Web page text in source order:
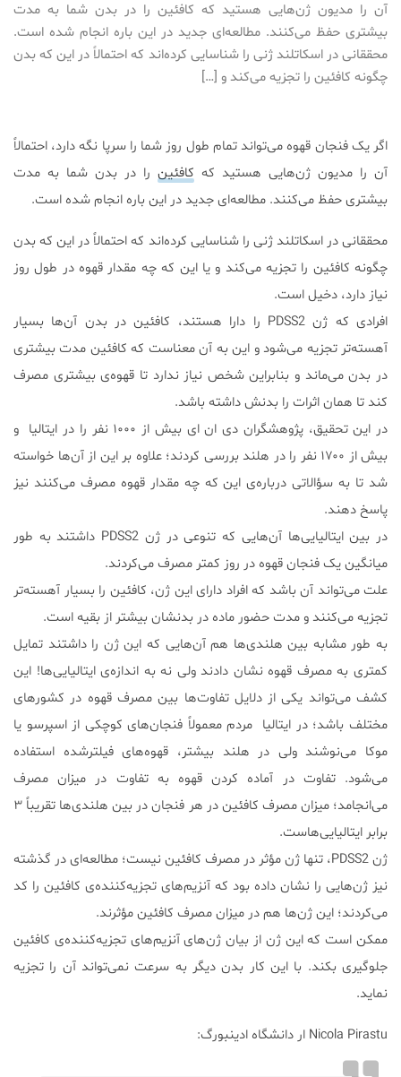
آن را مدیون ژن‌هایی هستید که کافئین را در بدن شما به مدت
بیشتری حفظ می‌کنند. مطالعه‌ای جدید در این باره انجام شده است.
محققانی در اسکاتلند ژنی را شناسایی کرده‌اند که احتمالاً در این که بدن
چگونه کافئین را تجزیه می‌کند و […]
اگر یک فنجان قهوه می‌تواند تمام طول روز شما را سرپا نگه دارد، احتمالاً
آن را مدیون ژن‌هایی هستید که کافئین را در بدن شما به مدت
بیشتری حفظ می‌کنند. مطالعه‌ای جدید در این باره انجام شده است.
محققانی در اسکاتلند ژنی را شناسایی کرده‌اند که احتمالاً در این که بدن
چگونه کافئین را تجزیه می‌کند و یا این که چه مقدار قهوه در طول روز
نیاز دارد، دخیل است.
افرادی که ژن PDSS2 را دارا هستند، کافئین در بدن آن‌ها بسیار
آهسته‌تر تجزیه می‌شود و این به آن معناست که کافئین مدت بیشتری
در بدن می‌ماند و بنابراین شخص نیاز ندارد تا قهوه‌ی بیشتری مصرف
کند تا همان اثرات را بدنش داشته باشد.
در این تحقیق، پژوهشگران دی ان ای بیش از ۱۰۰۰ نفر را در ایتالیا و
بیش از ۱۷۰۰ نفر را در هلند بررسی کردند؛ علاوه بر این از آن‌ها خواسته
شد تا به سؤالاتی درباره‌ی این که چه مقدار قهوه مصرف می‌کنند نیز
پاسخ دهند.
در بین ایتالیایی‌ها آن‌هایی که تنوعی در ژن PDSS2 داشتند به طور
میانگین یک فنجان قهوه در روز کمتر مصرف می‌کردند.
علت می‌تواند آن باشد که افراد دارای این ژن، کافئین را بسیار آهسته‌تر
تجزیه می‌کنند و مدت حضور ماده در بدنشان بیشتر از بقیه است.
به طور مشابه بین هلندی‌ها هم آن‌هایی که این ژن را داشتند تمایل
کمتری به مصرف قهوه نشان دادند ولی نه به اندازه‌ی ایتالیایی‌ها! این
کشف می‌تواند یکی از دلایل تفاوت‌ها بین مصرف قهوه در کشور‌های
مختلف باشد؛ در ایتالیا مردم معمولاً فنجان‌های کوچکی از اسپرسو یا
موکا می‌نوشند ولی در هلند بیشتر، قهوه‌های فیلترشده استفاده
می‌شود. تفاوت در آماده کردن قهوه به تفاوت در میزان مصرف
می‌انجامد؛ میزان مصرف کافئین در هر فنجان در بین هلندی‌ها تقریباً ۳
برابر ایتالیایی‌هاست.
ژن PDSS2، تنها ژن مؤثر در مصرف کافئین نیست؛ مطالعه‌ای در گذشته
نیز ژن‌هایی را نشان داده بود که آنزیم‌های تجزیه‌کننده‌ی کافئین را کد
می‌کردند؛ این ژن‌ها هم در میزان مصرف کافئین مؤثرند.
ممکن است که این ژن از بیان ژن‌های آنزیم‌های تجزیه‌کننده‌ی کافئین
جلوگیری بکند. با این کار بدن دیگر به سرعت نمی‌تواند آن را تجزیه
نماید.
Nicola Pirastu ار دانشگاه ادینبورگ: